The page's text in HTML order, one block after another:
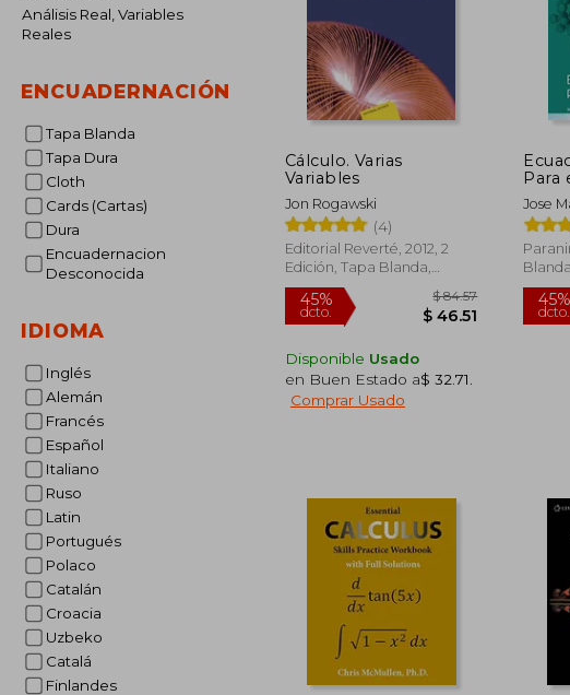
Análisis Real, Variables
Reales
ENCUADERNACIÓN
Tapa Blanda
Tapa Dura
Cloth
Cards (Cartas)
Dura
Encuadernacion
Desconocida
IDIOMA
Inglés
Alemán
Francés
Español
Italiano
Ruso
Latin
Portugués
Polaco
Catalán
Croacia
Uzbeko
Catalá
Finlandes
Cálculo. Varias
Variables
Jon Rogawski
(4)
Editorial Reverté, 2012, 2
Edición, Tapa Blanda,
Nuevo
45%
dcto.
Disponible Usado
en Buen Estado a$ 32.71
Comprar Usado
Para
Aguas
Jose